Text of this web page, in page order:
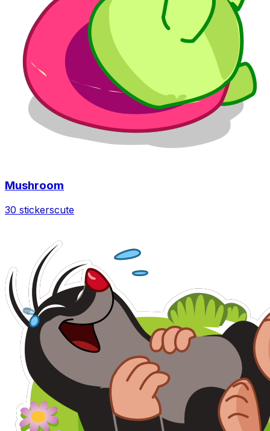
Mushroom
30 stickerscute